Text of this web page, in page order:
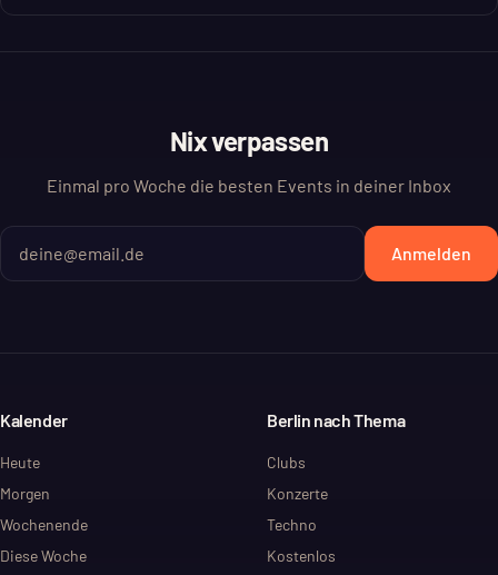
Nix verpassen
Einmal pro Woche die besten Events in deiner Inbox
Anmelden
Kalender
Heute
Morgen
Wochenende
Diese Woche
Berlin nach Thema
Clubs
Konzerte
Techno
Kostenlos